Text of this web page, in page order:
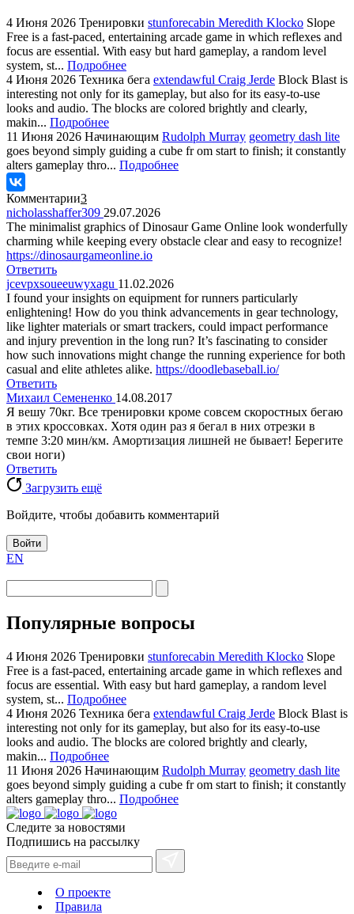
4 Июня 2026 Тренировки stunforecabin Meredith Klocko Slope
Free is a fast-paced, entertaining arcade game in which reflexes and
focus are essential. With easy but hard gameplay, a random level
system, st... Подробнее
4 Июня 2026 Техника бега extendawful Craig Jerde Block Blast is
interesting not only for its gameplay, but also for its easy-to-use
looks and audio. The blocks are colored brightly and clearly,
makin... Подробнее
11 Июня 2026 Начинающим Rudolph Murray geometry dash lite
goes beyond simply guiding a cube fr om start to finish; it constantly
alters gameplay thro... Подробнее
Комментарии3
nicholasshaffer309 29.07.2026
The minimalist graphics of Dinosaur Game Online look wonderfully
charming while keeping every obstacle clear and easy to recognize!
https://dinosaurgameonline.io
Ответить
jcevpxsoueeuwyxagu 11.02.2026
I found your insights on equipment for runners particularly
enlightening! How do you think advancements in gear technology,
like lighter materials or smart trackers, could impact performance
and injury prevention in the long run? It’s fascinating to consider
how such innovations might change the running experience for both
casual and elite athletes alike. https://doodlebaseball.io/
Ответить
Михаил Семененко 14.08.2017
Я вешу 70кг. Все тренировки кроме совсем скоростных бегаю
в этих кроссовках. Хотя один раз я бегал в них отрезки в
темпе 3:20 мин/км. Амортизация лишней не бывает! Берегите
свои ноги)
Ответить
Загрузить ещё
Войдите, чтобы добавить комментарий
Войти
EN
Популярные вопросы
4 Июня 2026 Тренировки stunforecabin Meredith Klocko Slope
Free is a fast-paced, entertaining arcade game in which reflexes and
focus are essential. With easy but hard gameplay, a random level
system, st... Подробнее
4 Июня 2026 Техника бега extendawful Craig Jerde Block Blast is
interesting not only for its gameplay, but also for its easy-to-use
looks and audio. The blocks are colored brightly and clearly,
makin... Подробнее
11 Июня 2026 Начинающим Rudolph Murray geometry dash lite
goes beyond simply guiding a cube fr om start to finish; it constantly
alters gameplay thro... Подробнее
Следите за новостями
Подпишись на рассылку
О проекте
Правила